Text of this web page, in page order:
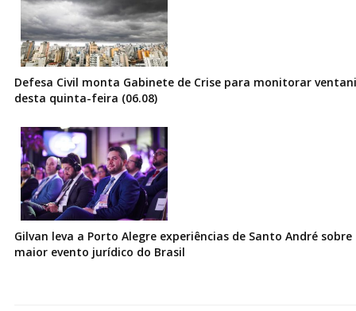
Defesa Civil monta Gabinete de Crise para monitorar
desta quinta-feira (06.08)
Gilvan leva a Porto Alegre experiências de Santo André
maior evento jurídico do Brasil